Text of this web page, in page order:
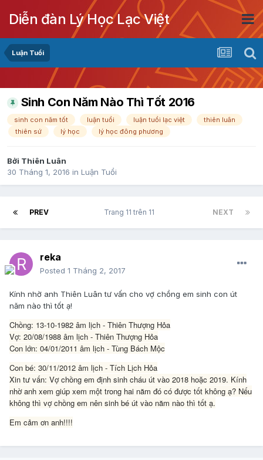
Diễn đàn Lý Học Lạc Việt
Luận Tuổi
Sinh Con Năm Nào Thì Tốt 2016
sinh con năm tốt luận tuổi luận tuổi lạc việt
thiên luân
thiên sứ
lý học lý học đông phương
Bởi Thiên Luân
30 Tháng 1, 2016 in Luận Tuổi
PREV NEXT
Trang 11 trên 11
reka
Posted 1 Tháng 2, 2017
Kính nhờ anh Thiên Luân tư vấn cho vợ chồng em sinh con út
năm nào thì tốt ạ!
Chồng: 13-10-1982 âm lịch - Thiên Thượng Hỏa
Vợ: 20/08/1988 âm lịch - Thiên Thượng Hỏa
Con lớn: 04/01/2011 âm lịch - Tùng Bách Mộc
Con bé: 30/11/2012 âm lịch - Tích Lịch Hỏa
Xin tư vấn: Vợ chồng em định sinh cháu út vào 2018 hoặc 2019. Kính
nhờ anh xem giúp xem một trong hai năm đó có được tốt không ạ? Nếu
không thì vợ chồng em nên sinh bé út vào năm nào thì tốt ạ.
Em cảm ơn anh!!!!